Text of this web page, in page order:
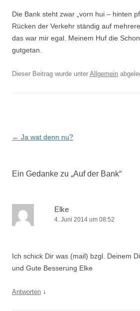
Die Bank steht zwar „vorn hui – hinten
Rücken der Verkehr ständig auf
das war mir egal. Meinem Huf die
gutgetan.
Dieser Beitrag wurde unter Allgemein
Beitrags-
← Ja wat denn nu?
Ein Gedanke zu „Auf der Bank“
Elke
4. Juni 2014 um 08:52
Ich schick Dir was (mail) bzgl. Deinem
und Gute Besserung Elke
Antworten ↓